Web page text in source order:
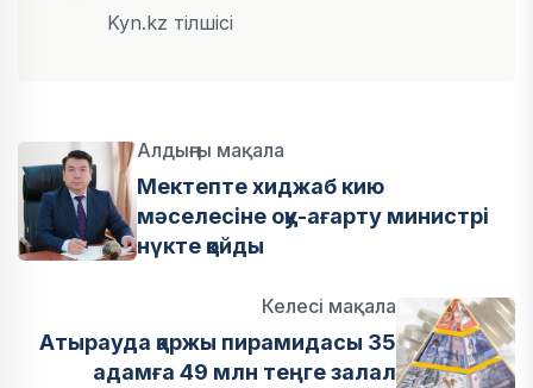
Kyn.kz тілшісі
Алдыңғы мақала
Мектепте хиджаб кию
мәселесіне оқу-ағарту министрі
нүкте қойды
Келесі мақала
Атырауда қаржы пирамидасы 35
адамға 49 млн теңге залал